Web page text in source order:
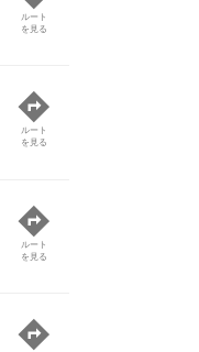
ルート
を見る
ルート
を見る
ルート
を見る